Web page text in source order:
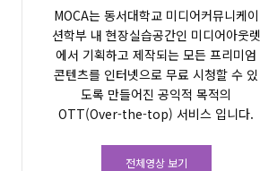
MOCA는 동서대학교 미디어커뮤니케이
션학부 내 현장실습공간인 미디어아웃렛
에서 기획하고 제작되는 모든 프리미엄
콘텐츠를 인터넷으로 무료 시청할 수 있
도록 만들어진 공익적 목적의
OTT(Over-the-top) 서비스 입니다.
전체영상 보기